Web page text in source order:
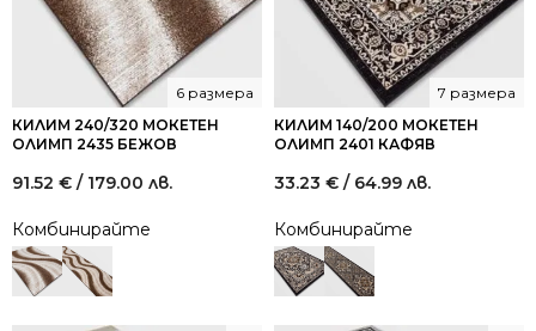
КИЛИМ 240/320 МОКЕТЕН
ОЛИМП 2435 БЕЖОВ
6 размера
91.52 € / 179.00 лв.
Комбинирайте
КИЛИМ 140/200 МОКЕТЕН
ОЛИМП 2401 КАФЯВ
7 размера
33.23 € / 64.99 лв.
Комбинирайте